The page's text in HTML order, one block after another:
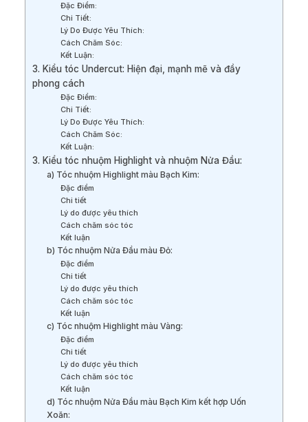
Đặc Điểm:
Chi Tiết:
Lý Do Được Yêu Thích:
Cách Chăm Sóc:
Kết Luận:
3. Kiểu tóc Undercut: Hiện đại, mạnh mẽ và đầy
phong cách
Đặc Điểm:
Chi Tiết:
Lý Do Được Yêu Thích:
Cách Chăm Sóc:
Kết Luận:
3. Kiểu tóc nhuộm Highlight và nhuộm Nửa Đầu:
a) Tóc nhuộm Highlight màu Bạch Kim:
Đặc điểm
Chi tiết
Lý do được yêu thích
Cách chăm sóc tóc
Kết luận
b) Tóc nhuộm Nửa Đầu màu Đỏ:
Đặc điểm
Chi tiết
Lý do được yêu thích
Cách chăm sóc tóc
Kết luận
c) Tóc nhuộm Highlight màu Vàng:
Đặc điểm
Chi tiết
Lý do được yêu thích
Cách chăm sóc tóc
Kết luận
d) Tóc nhuộm Nửa Đầu màu Bạch Kim kết hợp Uốn
Xoăn: